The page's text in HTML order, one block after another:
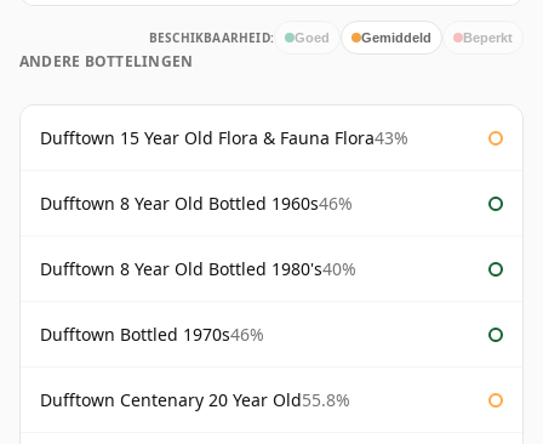
BESCHIKBAARHEID: Goed Gemiddeld Beperkt
ANDERE BOTTELINGEN
Dufftown 15 Year Old Flora & Fauna Flora43%
Dufftown 8 Year Old Bottled 1960s46%
Dufftown 8 Year Old Bottled 1980's40%
Dufftown Bottled 1970s46%
Dufftown Centenary 20 Year Old55.8%